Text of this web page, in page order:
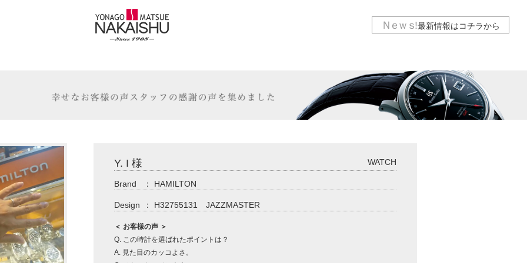
Ｎｅｗｓ!最新情報はコチラから
Y. I 様 WATCH
Brand ： HAMILTON
Design ： H32755131 JAZZMASTER
＜ お客様の声 ＞
Q. この時計を選ばれたポイントは？
A. 見た目のカッコよさ。